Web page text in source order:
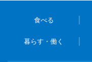
食べる
暮らす・働く